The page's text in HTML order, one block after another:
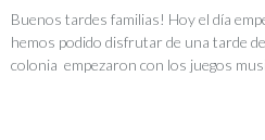
Buenos tardes familias! Hoy el día
hemos podido disfrutar de una tarde
colonia empezaron con los juegos